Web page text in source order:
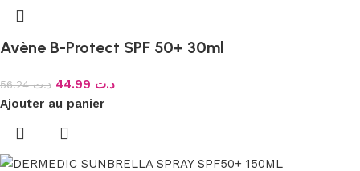
Avène B-Protect SPF 50+ 30ml
د.ت56.24 د.ت
Ajouter au panier